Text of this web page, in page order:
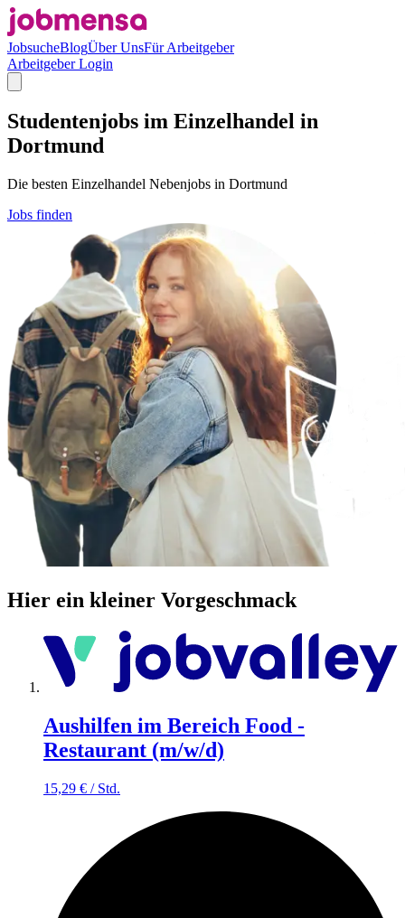
JobsucheBlogÜber UnsFür Arbeitgeber
Arbeitgeber Login
Studentenjobs im Einzelhandel in
Dortmund
Die besten Einzelhandel Nebenjobs in Dortmund
Jobs finden
Hier ein kleiner Vorgeschmack
Aushilfen im Bereich Food -
Restaurant (m/w/d)
15,29 € / Std.